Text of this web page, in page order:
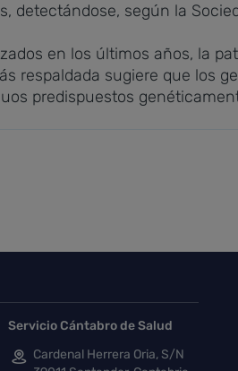
detectándose, según la
en los últimos años, la
respaldada sugiere que los
predispuestos
Servicio Cántabro de Salud
Cardenal Herrera Oria, S/N